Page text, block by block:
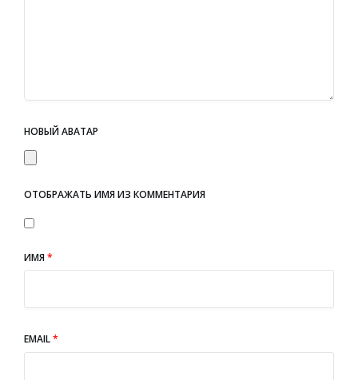
НОВЫЙ АВАТАР
ОТОБРАЖАТЬ ИМЯ ИЗ КОММЕНТАРИЯ
ИМЯ*
EMAIL*